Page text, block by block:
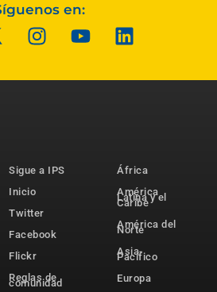
en:
Sigue a IPS
Inicio
Twitter
Facebook
Flickr
Reglas de
comunidad
África
América
Latina y el
Caribe
América del
Norte
Asia-
Pacífico
Europa